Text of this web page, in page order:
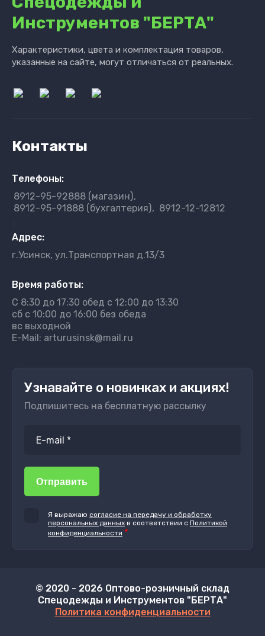
Инструментов "БЕРТА"
Характеристики, цвета и комплектация товаров,
указанные на сайте, могут отличаться от реальных.
Контакты
Телефоны:
8912-95-92888 (магазин)
8912-95-91888 (бухгалтерия)
8912-12-12812
Адрес:
г.Усинск, ул.Транспортная д.13/3
Время работы:
С 8:30 до 17:30 обед с 12:00 до 13:30
сб с 10:00 до 16:00 без обеда
вс выходной
E-Mail: arturusinsk@mail.ru
Узнавайте о новинках и акциях!
Подпишитесь на бесплатную рассылку
Я выражаю согласие на передачу и обработку
персональных данных в соответствии с Политикой
конфиденциальности *
Отправить
© 2020 - 2026 Оптово-розничный склад
Спецодежды и Инструментов "БЕРТА"
Политика конфиденциальности